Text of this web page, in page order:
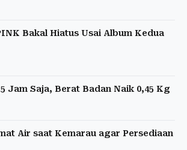
Bakal Hiatus Usai Album Kedua
Jam Saja, Berat Badan Naik 0,45 Kg
Air saat Kemarau agar Persediaan